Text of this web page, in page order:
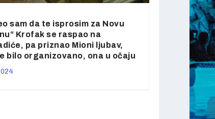
sam da te isprosim za Novu
Krofak se raspao na
pa priznao Mioni ljubav,
bilo organizovano, ona u očaju